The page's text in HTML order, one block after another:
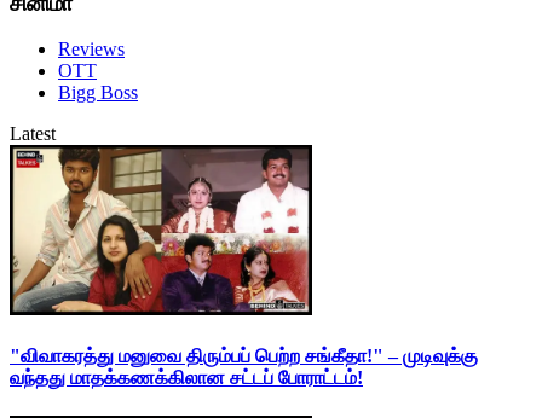
Reviews
OTT
Bigg Boss
Latest
"விவாகரத்து மனுவை திரும்பப் பெற்ற சங்கீதா!" – முடிவுக்கு
வந்தது மாதக்கணக்கிலான சட்டப் போராட்டம்!